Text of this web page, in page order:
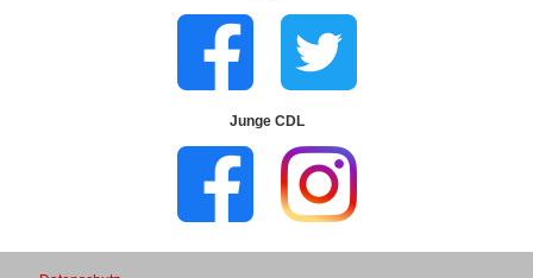
Junge CDL